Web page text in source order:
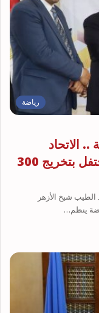
رياضة
.. الاتحاد
المصري للتنمية الذهنية للنشء يحتفل بتخريج 300
شيخ الأزهر
ينظم…